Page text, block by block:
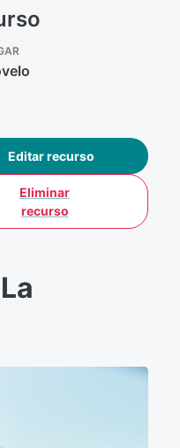
Editar recurso
Eliminar
recurso